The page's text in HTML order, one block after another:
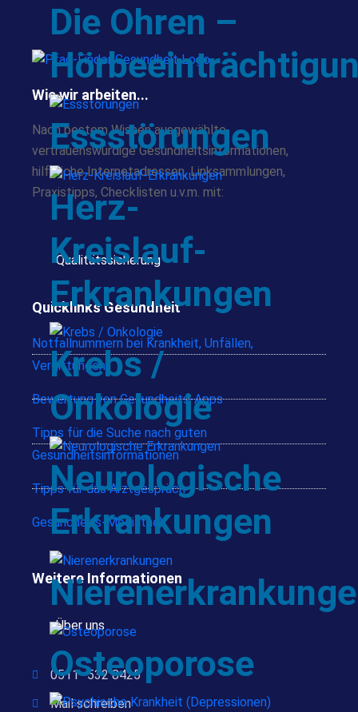
Die Ohren –
Essstörungen
Herz-
Kreislauf-
Erkrankungen
Krebs /
Onkologie
Neurologische
Erkrankungen
Osteoporose
Wie wir arbeiten...
Nach bestem Wissen ausgewählte,
vertrauenswürdige Gesundheitsinformationen,
hilfreiche Internetadressen, Linksammlungen,
Praxistipps, Checklisten u.v.m. mit:
Qualitätssicherung
Quicklinks Gesundheit
Notfallnummern bei Krankheit, Unfällen,
Vergiftungen
Bewertung von Gesundheits-Apps
Tipps für die Suche nach guten
Gesundheitsinformationen
Tipps für das Arztgespräch
Gesundheits-Mediathek
Weitere Informationen
Über uns
0511 -532 8425
Mail schreiben